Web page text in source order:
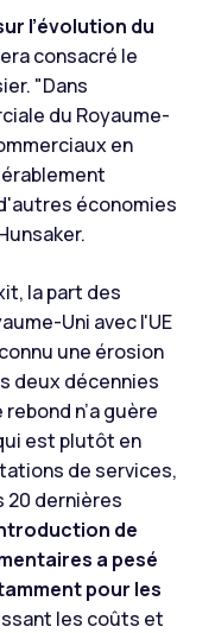
l’évolution du
consacré le
"Dans
du Royaume-
en
économies
la part des
Uni avec l'UE
une érosion
deux décennies
n’a guère
est plutôt en
de services,
20 dernières
de
a pesé
pour les
les coûts et